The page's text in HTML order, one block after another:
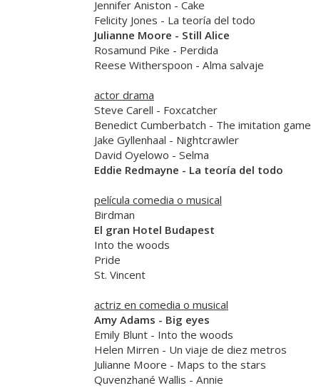
Jennifer Aniston - Cake
Felicity Jones - La teoría del todo
Julianne Moore - Still Alice
Rosamund Pike - Perdida
Reese Witherspoon - Alma salvaje
actor drama
Steve Carell - Foxcatcher
Benedict Cumberbatch - The imitation game
Jake Gyllenhaal - Nightcrawler
David Oyelowo - Selma
Eddie Redmayne - La teoría del todo
película comedia o musical
Birdman
El gran Hotel Budapest
Into the woods
Pride
St. Vincent
actriz en comedia o musical
Amy Adams - Big eyes
Emily Blunt - Into the woods
Helen Mirren - Un viaje de diez metros
Julianne Moore - Maps to the stars
Quvenzhané Wallis - Annie